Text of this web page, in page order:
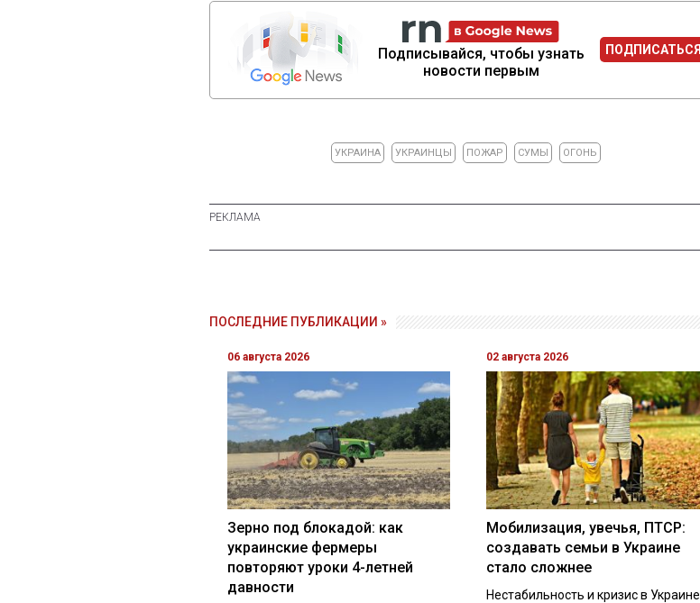
Подписывайся, чтобы узнать
новости первым
ПОДПИСАТЬСЯ
УКРАИНА УКРАИНЦЫ ПОЖАР СУМЫ ОГОНЬ
ПОСЛЕДНИЕ ПУБЛИКАЦИИ »
06 августа 2026
Зерно под блокадой: как
украинские фермеры
повторяют уроки 4-летней
давности
02 августа 2026
Мобилизация, увечья, ПТСР:
создавать семьи в Украине
стало сложнее
Нестабильность и кризис в Украине